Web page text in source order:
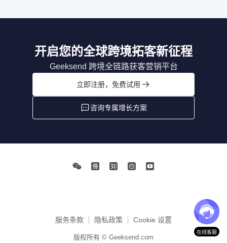
开启您的全球跨境拓客新征程
Geeksend 跨境全链路获客营销平台
立即注册，免费试用
咨询专属增长方案
服务条款 隐私政策 Cookie 设置
版权所有 © Geeksend.com
在线客服